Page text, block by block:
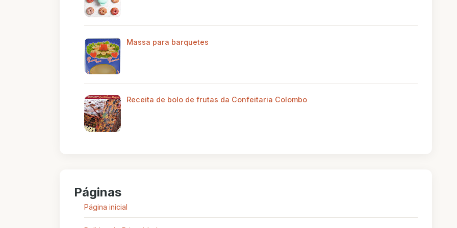
Massa para barquetes
Receita de bolo de frutas da Confeitaria Colombo
Páginas
Página inicial